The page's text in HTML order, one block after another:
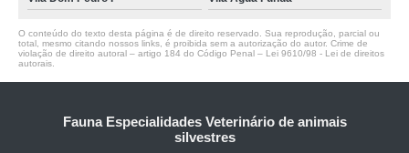
O conteúdo do texto desta página é de direito reservado. Sua reprodução, parcial ou
total, mesmo citando nossos links, é proibida sem a autorização do autor. Crime de
violação de direito autoral – artigo 184 do Código Penal – Lei 9610/98 - Lei de direitos
autorais
Fauna Especialidades Veterinário de animais
silvestres